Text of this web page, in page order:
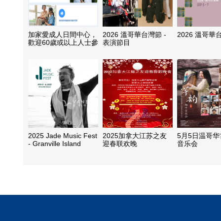
加家愛成人日間中心，
歡迎60歲或以上人士參
2026 溫哥華台灣節 -
表演節目
2026 溫哥華
2025 Jade Music Fest
- Granville Island
2025加拿大江苏之友
迎春联欢晚
5月5日温哥
音乐会